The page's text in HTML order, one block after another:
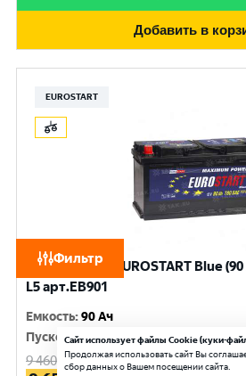
Фильтр
Добавить в
EUROSTART
Аккумулятор EUROSTART Blue
L5 арт.EB901
Емкость:90 Ач
Пусковой ток:720 A
9 460 руб.
Сайт использует файлы Cookie (куки-
Продолжая использовать сайт Вы
сбор данных о Вашем посещении сайта.